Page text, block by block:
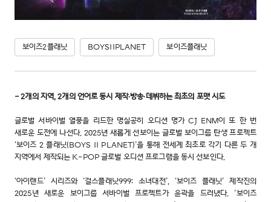
보이즈2플래닛 BOYSIIPLANET 보이즈플래닛
- 2개의 지역, 2개의 언어로 동시 제작∙방송∙데뷔하는 최초의 포맷 시도
글로벌 서바이벌 열풍을 리드한 명실공히 오디션 명가 CJ ENM이 또 한 번
새로운 도전에 나선다. 2025년 새롭게 선보이는 글로벌 보이그룹 탄생 프로젝트
‘보이즈 2 플래닛(BOYS II PLANET)’을 통해 전세계 최초로 각기 다른 두 개
지역에서 제작되는 K-POP 글로벌 오디션 프로그램을 동시 선보인다.
‘아이랜드’ 시리즈와 ‘걸스플래닛999: 소녀대전’, ‘보이즈 플래닛’ 제작진의
2025년 새로운 보이그룹 서바이벌 프로젝트가 윤곽을 드러냈다. ‘보이즈